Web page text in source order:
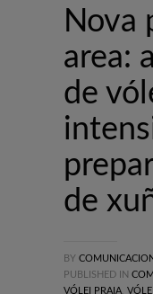
Nova
area:
de
de
BY
PUBLISHED IN
VÓLEI PRAIA